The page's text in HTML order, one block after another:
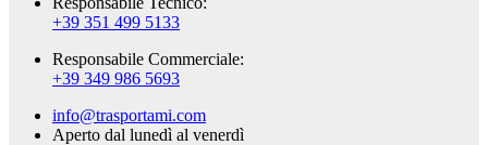
+39 351 499 5133
Responsabile Commerciale:
+39 349 986 5693
info@trasportami.com
Aperto dal lunedì al venerdì